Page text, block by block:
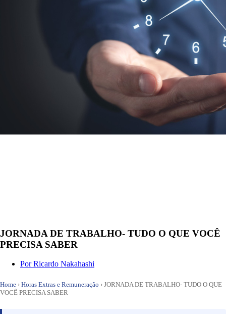
JORNADA DE TRABALHO- TUDO O QUE VOCÊ
PRECISA SABER
PorRicardo Nakahashi
Home › Horas Extras e Remuneração › JORNADA DE TRABALHO- TUDO O QUE
VOCÊ PRECISA SABER